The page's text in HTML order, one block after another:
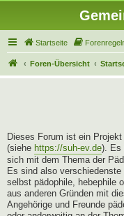
Startseite
Foren-Übersicht
Dieses Forum ist ein Projekt
(siehe https://suh-ev.de). Es
sich mit dem Thema der
Es sind also
selbst pädophile, hebephile
aus anderen Gründen mit
Angehörige und Freunde